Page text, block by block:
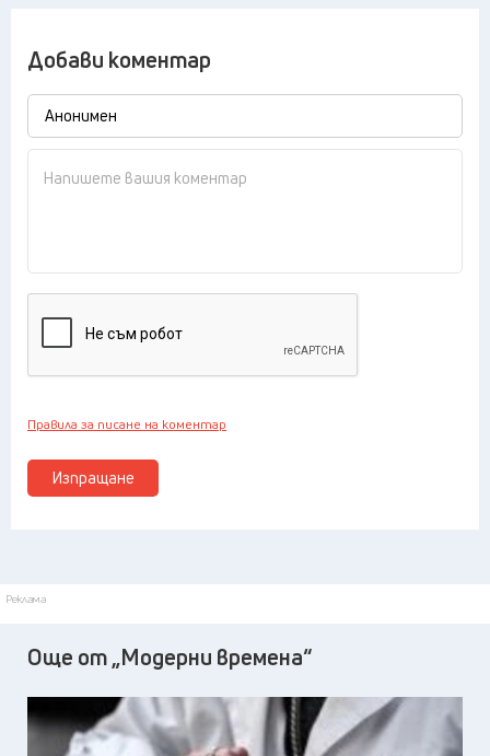
Добави коментар
Изпращане
Правила за писане на коментар
Реклама
Още от „Модерни времена“